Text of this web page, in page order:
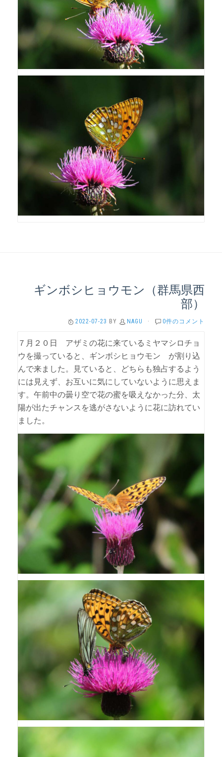
ギンボシヒョウモン（群馬県西
部）
2022-07-23 BY NAGU · 0件のコメント
７月２０日 アザミの花に来ているミヤマシロチョ
ウを撮っていると、ギンボシヒョウモン が割り込
んで来ました。見ていると、どちらも独占するよう
には見えず、お互いに気にしていないように思えま
す。午前中の曇り空で花の蜜を吸えなかった分、太
陽が出たチャンスを逃がさないように花に訪れてい
ました。